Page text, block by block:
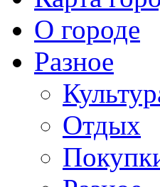
О городе
Разное
Отдых